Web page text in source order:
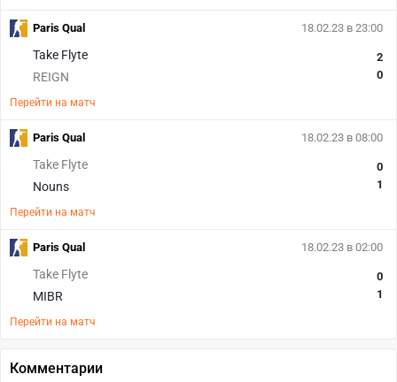
18.02.23 в 23:00
Take Flyte
REIGN
2
0
Перейти на матч
Paris Qual
18.02.23 в 08:00
Take Flyte
Nouns
0
1
Перейти на матч
Paris Qual
18.02.23 в 02:00
Take Flyte
MIBR
0
1
Перейти на матч
Paris Qual
Комментарии